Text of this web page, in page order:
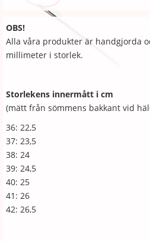
OBS!
Alla våra produkter är handgjorda
millimeter i storlek.
Storlekens innermått i cm
(mätt från sömmens bakkant vid
36: 22,5
37: 23,5
38: 24
39: 24,5
40: 25
41: 26
42: 26,5